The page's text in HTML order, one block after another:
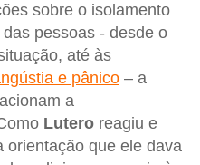
sobre o isolamento
pessoas - desde o
até às
e pânico – a
a
Lutero reagiu e
orientação que ele dava